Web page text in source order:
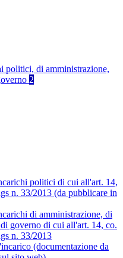
politici, di amministrazione,
2
politici di cui all'art. 14,
n. 33/2013 (da pubblicare in
di amministrazione, di
governo di cui all'art. 14, co.
n. 33/2013
(documentazione da